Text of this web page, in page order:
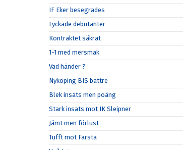
IF Eker besegrades
Lyckade debutanter
Kontraktet säkrat
1-1 med mersmak
Vad händer ?
Nyköping BIS bättre
Blek insats men poäng
Stark insats mot IK Sleipner
Jämt men förlust
Tufft mot Farsta